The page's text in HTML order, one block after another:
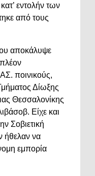
εντολήν των
από τους
αποκάλυψε
ποινικούς,
Δίωξης
Θεσσαλονίκης
Είχε και
Σοβιετική
ήθελαν να
εμπορία